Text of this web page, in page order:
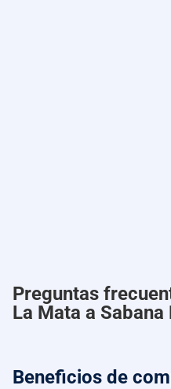
Preguntas
La Mata a Sabana
Beneficios de